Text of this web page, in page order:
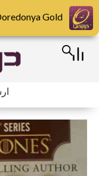
پرش
به
محتوا